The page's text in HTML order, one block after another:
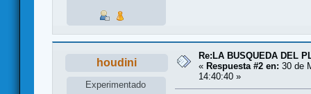
houdini
Experimentado
Re:LA BUSQUEDA DEL
« Respuesta #2 en: 30 de
14:40:40 »